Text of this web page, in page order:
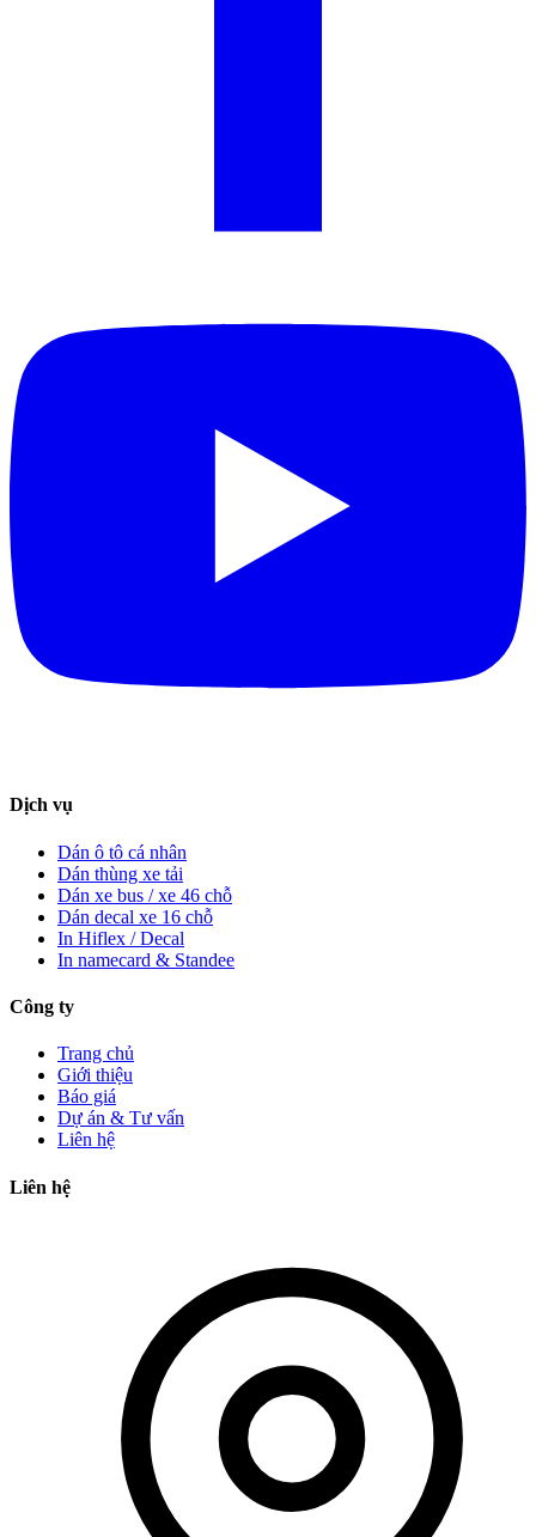
Dịch vụ
Dán ô tô cá nhân
Dán thùng xe tải
Dán xe bus / xe 46 chỗ
Dán decal xe 16 chỗ
In Hiflex / Decal
In namecard & Standee
Công ty
Trang chủ
Giới thiệu
Báo giá
Dự án & Tư vấn
Liên hệ
Liên hệ